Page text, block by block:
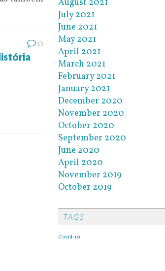
0
August 2021
July 2021
June 2021
May 2021
April 2021
March 2021
February 2021
January 2021
December 2020
November 2020
October 2020
September 2020
June 2020
April 2020
November 2019
October 2019
TAGS
Covid-19